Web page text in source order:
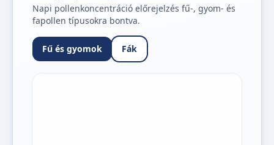
Napi pollenkoncentráció előrejelzés fű-, gyom- és
fapollen típusokra bontva.
Fű és gyomok Fák